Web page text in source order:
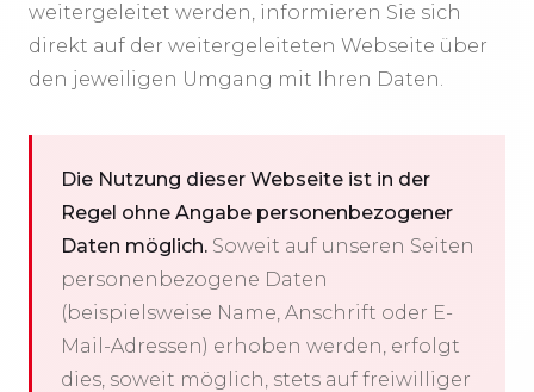
weitergeleitet werden, informieren Sie sich
direkt auf der weitergeleiteten Webseite über
den jeweiligen Umgang mit Ihren Daten.
Die Nutzung dieser Webseite ist in der
Regel ohne Angabe personenbezogener
Daten möglich. Soweit auf unseren Seiten
personenbezogene Daten
(beispielsweise Name, Anschrift oder E-
Mail-Adressen) erhoben werden, erfolgt
dies, soweit möglich, stets auf freiwilliger